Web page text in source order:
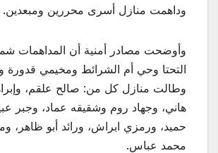
وداهمت منازل أسرى محررين ومبعدين.
وأوضحت مصادر أمنية أن المداهمات
التحتا وحي أم الشرائط ومخيمي قدورة
وطالت منازل كل من: صالح علقم،
هاني، وجهاد روم وشقيقه عماد، وجبر
حميد، ورمزي ابراش، ورائد أبو ظاهر،
محمد عباس.